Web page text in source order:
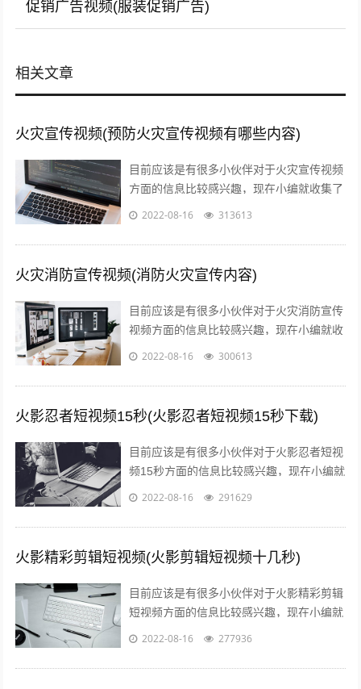
促销广告视频(服装促销广告)
相关文章
火灾宣传视频(预防火灾宣传视频有哪些内容)
目前应该是有很多小伙伴对于火灾宣传视频
方面的信息比较感兴趣，现在小编就收集了
一些与预防火灾宣传视频有哪些内容相关的
2022-08-16 313613
火灾消防宣传视频(消防火灾宣传内容)
目前应该是有很多小伙伴对于火灾消防宣传
视频方面的信息比较感兴趣，现在小编就收
集了一些与消防火灾宣传内容相关的信息来
2022-08-16 300613
火影忍者短视频15秒(火影忍者短视频15秒下载)
目前应该是有很多小伙伴对于火影忍者短视
频15秒方面的信息比较感兴趣，现在小编就
收集了一些与火影忍者短视频15秒下载相关
2022-08-16 291629
火影精彩剪辑短视频(火影剪辑短视频十几秒)
目前应该是有很多小伙伴对于火影精彩剪辑
短视频方面的信息比较感兴趣，现在小编就
收集了一些与火影剪辑短视频十几秒相关的
2022-08-16 277936